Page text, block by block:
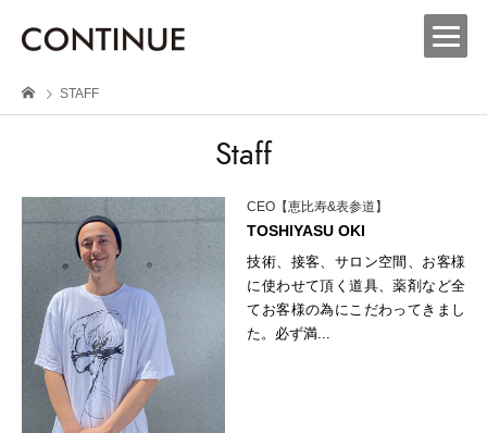
STAFF
Staff
CEO【恵比寿&表参道】
TOSHIYASU OKI
技術、接客、サロン空間、お客様
に使わせて頂く道具、薬剤など全
てお客様の為にこだわってきまし
た。必ず満...